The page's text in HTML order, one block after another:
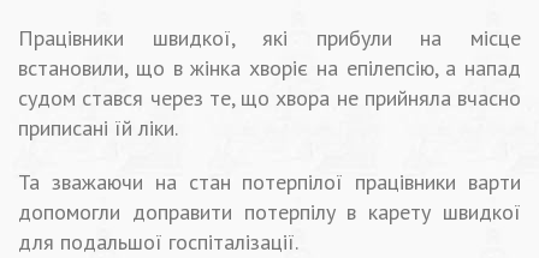
Працівники швидкої, які прибули на місце
встановили, що в жінка хворіє на епілепсію, а напад
судом стався через те, що хвора не прийняла вчасно
приписані їй ліки.
Та зважаючи на стан потерпілої працівники варти
допомогли доправити потерпілу в карету швидкої
для подальшої госпіталізації.